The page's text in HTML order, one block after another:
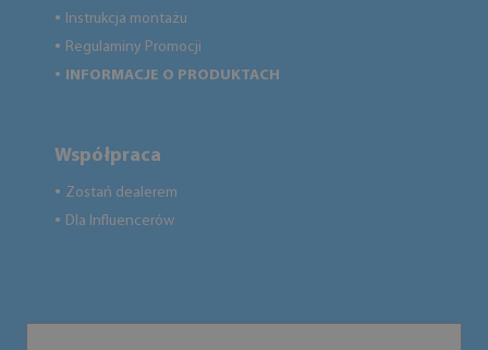
● Instrukcja montażu
● Regulaminy Promocji
● INFORMACJE O PRODUKTACH
Współpraca
● Zostań dealerem
● Dla Influencerów